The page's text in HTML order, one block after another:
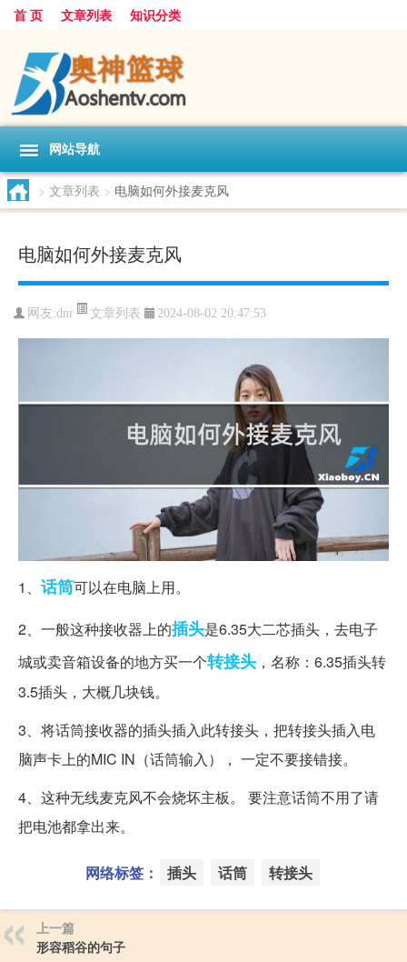
首 页 文章列表 知识分类
网站导航
> 文章列表 > 电脑如何外接麦克风
电脑如何外接麦克风
网友:dnr 文章列表 2024-08-02 20:47:53
1、 话筒可以在电脑上用。
2、一般这种接收器上的插头是6.35大二芯插头，去电子
城或卖音箱设备的地方买一个转接头 ，名称：6.35插头转
3.5插头，大概几块钱。
3、将话筒接收器的插头插入此转接头，把转接头插入电
脑声卡上的MIC IN（话筒输入）， 一定不要接错接。
4、这种无线麦克风不会烧坏主板。 要注意话筒不用了请
把电池都拿出来。
网络标签： 插头 话筒 转接头
上一篇
形容稻谷的句子